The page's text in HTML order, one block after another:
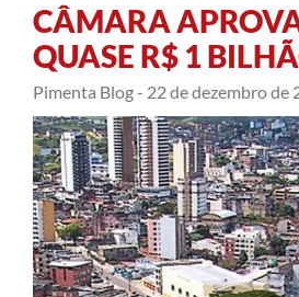
CÂMARA
QUASE R$ 1
Pimenta Blog - 22 de dezembro de